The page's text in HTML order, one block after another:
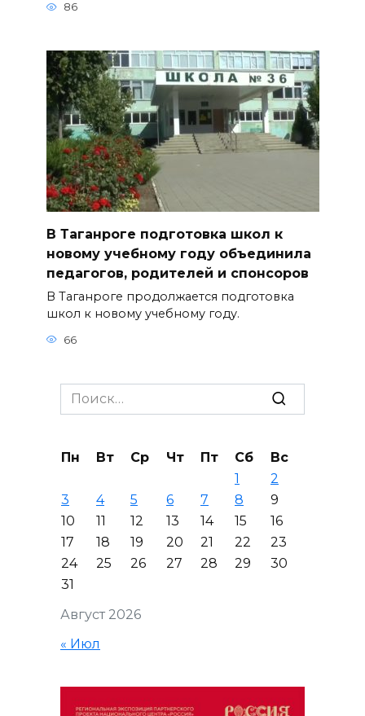
86
В Таганроге подготовка школ к
новому учебному году объединила
педагогов, родителей и спонсоров
В Таганроге продолжается подготовка
школ к новому учебному году.
66
Search
for:
Август 2026
Пн Вт Ср Чт Пт Сб
Вс
1
2
3
4 5 6 7 8
9
10
11 12 13 14 15
16
17
18 19 20 21 22
23
24
25 26 27 28 29
30
31
« Июл